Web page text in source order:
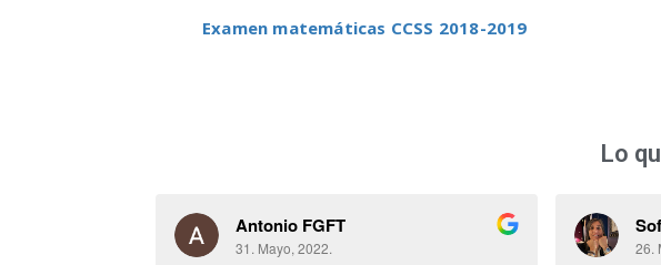
Examen matemáticas CCSS 2018-2019
Lo
Antonio FGFT
31. Mayo, 2022. 26.